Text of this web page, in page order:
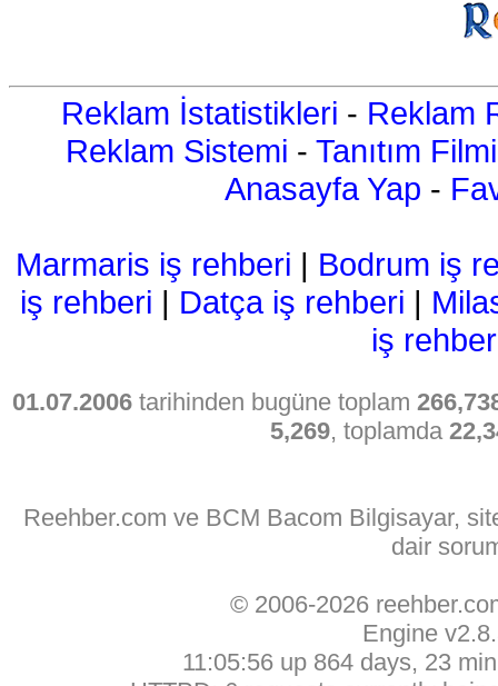
Reklam İstatistikleri - Reklam
Reklam Sistemi - Tanıtım Filmi
Anasayfa Yap -
Marmaris iş rehberi | Bodrum iş
iş rehberi | Datça iş rehberi |
iş
01.07.2006 tarihinden bugüne toplam
5,269, toplamda
Reehber.com ve BCM Bacom Bilgisayar,
dair
© 2006-2026
Engine
11:05:56 up 864 days, 23